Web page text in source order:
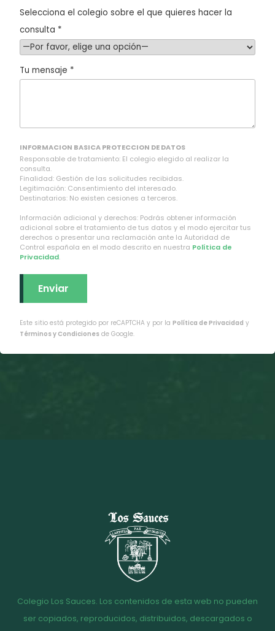
Selecciona el colegio sobre el que quieres hacer la
consulta *
Tu mensaje *
INFORMACION BASICA PROTECCION DE DATOS
Responsable de tratamiento: El colegio elegido al realizar la
consulta.
Finalidad: Gestión de las solicitudes recibidas.
Legitimación: Consentimiento del interesado.
Destinatarios: No existen cesiones a terceros.
Información adicional y derechos: Podrás obtener información
adicional sobre el tratamiento de tus datos y el modo ejercitar tus
derechos o presentar una reclamación ante la Autoridad de
Control española en el modo descrito en nuestra Política de
Privacidad.
Este sitio está protegido por reCAPTCHA y por la Política de Privacidad y
Términos y Condiciones de Google.
Colegio Los Sauces. Los contenidos de esta web no pueden
ser copiados, reproducidos, distribuidos, descargados o